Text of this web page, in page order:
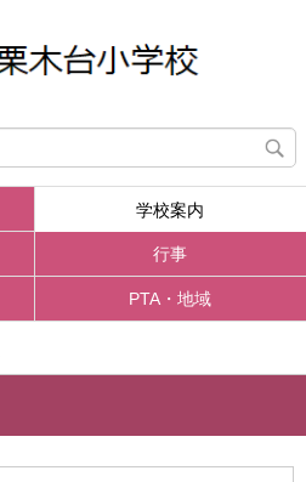
学校案内
行事
PTA・地域